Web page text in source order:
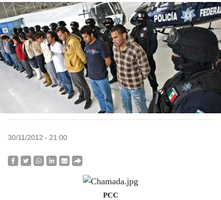
30/11/2012 - 21:00
PCC